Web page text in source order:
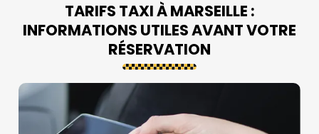
TARIFS TAXI À MARSEILLE :
INFORMATIONS UTILES AVANT VOTRE
RÉSERVATION